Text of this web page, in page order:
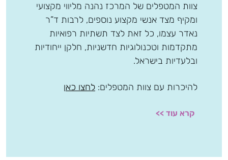
צוות המטפלים של המרכז נהנה מליווי מקצועי
ומקיף מצד אנשי מקצוע נוספים, לרבות ד”ר
נאדר עצמו, כל זאת לצד תשתיות רפואיות
מתקדמות וטכנולוגיות חדשניות, חלקן ייחודיות
ובלעדיות בישראל.
להיכרות עם צוות המטפלים: לחצו כאן
קרא עוד >>